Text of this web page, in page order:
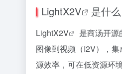
LightX2V 是什么
LightX2V
是商汤开
图像到视频（I2V），
源效率，可在低资源环